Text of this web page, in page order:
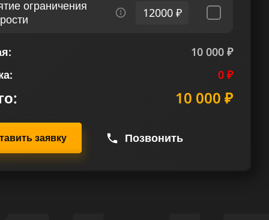
ограничения
12000 ₽
10 000 ₽
0 ₽
10 000 ₽
заявку Позвонить